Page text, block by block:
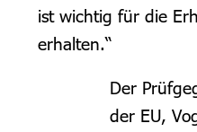
ist wichtig für die
erhalten.“
Der
der EU,